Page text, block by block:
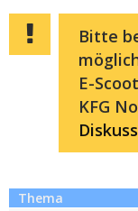
Bitte
E-
KFG
Thema